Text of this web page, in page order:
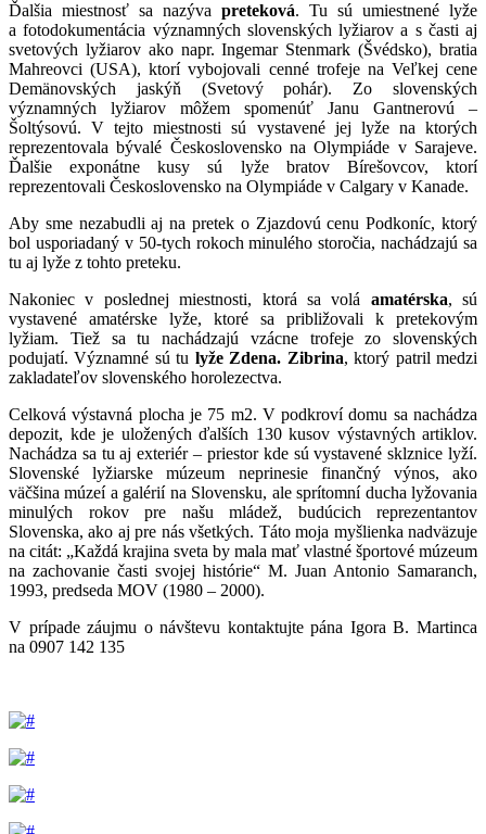
Ďalšia miestnosť sa nazýva preteková. Tu sú umiestnené lyže
a fotodokumentácia významných slovenských lyžiarov a s časti aj
svetových lyžiarov ako napr. Ingemar Stenmark (Švédsko), bratia
Mahreovci (USA), ktorí vybojovali cenné trofeje na Veľkej cene
Demänovských jaskýň (Svetový pohár). Zo slovenských
významných lyžiarov môžem spomenúť Janu Gantnerovú –
Šoltýsovú. V tejto miestnosti sú vystavené jej lyže na ktorých
reprezentovala bývalé Československo na Olympiáde v Sarajeve.
Ďalšie exponátne kusy sú lyže bratov Bírešovcov, ktorí
reprezentovali Československo na Olympiáde v Calgary v Kanade.
Aby sme nezabudli aj na pretek o Zjazdovú cenu Podkoníc, ktorý
bol usporiadaný v 50-tych rokoch minulého storočia, nachádzajú sa
tu aj lyže z tohto preteku.
Nakoniec v poslednej miestnosti, ktorá sa volá amatérska, sú
vystavené amatérske lyže, ktoré sa približovali k pretekovým
lyžiam. Tiež sa tu nachádzajú vzácne trofeje zo slovenských
podujatí. Významné sú tu lyže Zdena. Zibrina, ktorý patril medzi
zakladateľov slovenského horolezectva.
Celková výstavná plocha je 75 m2. V podkroví domu sa nachádza
depozit, kde je uložených ďalších 130 kusov výstavných artiklov.
Nachádza sa tu aj exteriér – priestor kde sú vystavené sklznice lyží.
Slovenské lyžiarske múzeum neprinesie finančný výnos, ako
väčšina múzeí a galérií na Slovensku, ale sprítomní ducha lyžovania
minulých rokov pre našu mládež, budúcich reprezentantov
Slovenska, ako aj pre nás všetkých. Táto moja myšlienka nadväzuje
na citát: „Každá krajina sveta by mala mať vlastné športové múzeum
na zachovanie časti svojej histórie“ M. Juan Antonio Samaranch,
1993, predseda MOV (1980 – 2000).
V prípade záujmu o návštevu kontaktujte pána Igora B. Martinca
na 0907 142 135